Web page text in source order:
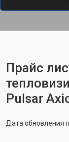
Прайс
Pulsar
Дата обновления